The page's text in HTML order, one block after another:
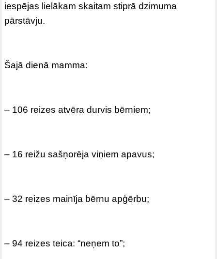
iespējas lielākam skaitam stiprā dzimuma
pārstāvju.
Šajā dienā mamma:
– 106 reizes atvēra durvis bērniem;
– 16 reižu sašņorēja viņiem apavus;
– 32 reizes mainīja bērnu apģērbu;
– 94 reizes teica: “neņem to”;